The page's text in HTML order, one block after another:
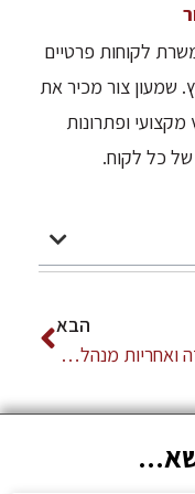
עורכי דין צור נוסד בשנת 2001 ומשרת לקוחות פרטיים
שמעון צור מכיר את
מקצועי ופתרונות
כל לקוח.
הבא
חוזי עבודה ואחריות מנהל בכיר: מדריך להגנת המעסיק